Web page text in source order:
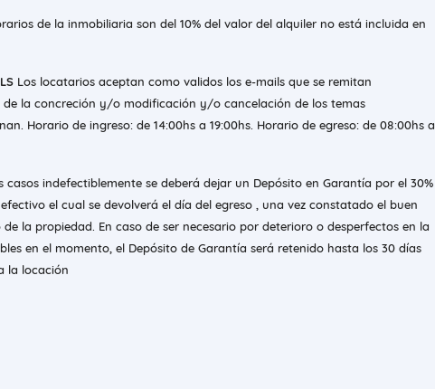
de la inmobiliaria son del 10% del valor del alquiler no está incluida en
Los locatarios aceptan como validos los e-mails que se remitan
de la concreción y/o modificación y/o cancelación de los temas
Horario de ingreso: de 14:00hs a 19:00hs. Horario de egreso: de 08:00hs a
casos indefectiblemente se deberá dejar un Depósito en Garantía por el 30%
el cual se devolverá el día del egreso , una vez constatado el buen
la propiedad. En caso de ser necesario por deterioro o desperfectos en la
en el momento, el Depósito de Garantía será retenido hasta los 30 días
la locación